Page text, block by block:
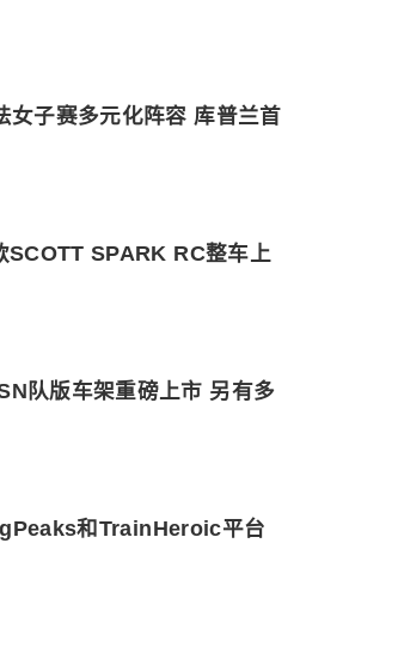
子赛多元化阵容 库普兰首
SCOTT SPARK RC整车上
队版车架重磅上市 另有多
和TrainHeroic平台